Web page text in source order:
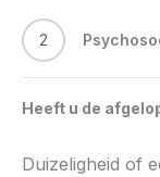
2
Heeft u de
Duizeligheid of